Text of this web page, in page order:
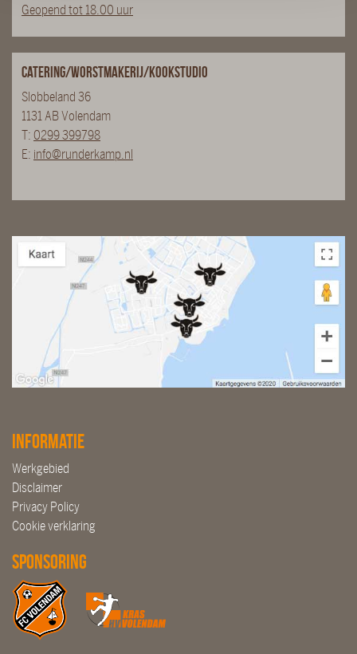
Geopend tot 18.00 uur
Catering/Worstmakerij/Kookstudio
Slobbeland 36
1131 AB Volendam
T: 0299 399798
E: info@runderkamp.nl
Informatie
Werkgebied
Disclaimer
Privacy Policy
Cookie verklaring
Sponsoring